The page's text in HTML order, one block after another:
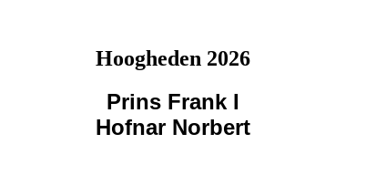
Hoogheden 2026
Prins Frank I
Hofnar Norbert